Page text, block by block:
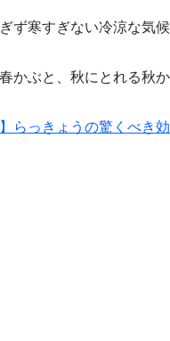
ず寒すぎない冷涼な気
かぶと、秋にとれる秋
】らっきょうの驚くべき